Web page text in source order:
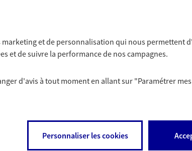
Épargne et
marketing et de personnalisation qui nous permettent
et de suivre la performance de nos campagnes.
d'avis à tout moment en allant sur "Paramétrer mes
Personnaliser les cookies